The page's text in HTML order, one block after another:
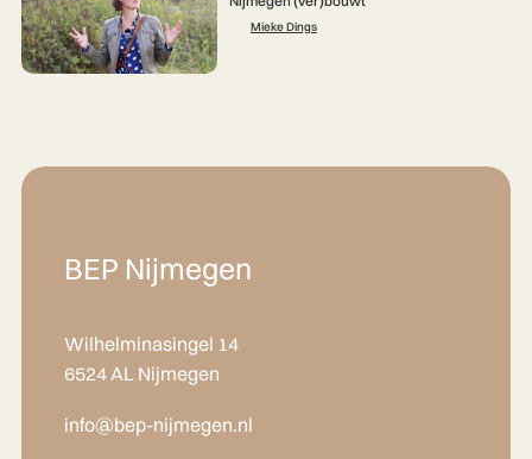
Mieke Dings
BEP Nijmegen
Wilhelminasingel 14
6524 AL Nijmegen
info@bep-nijmegen.nl